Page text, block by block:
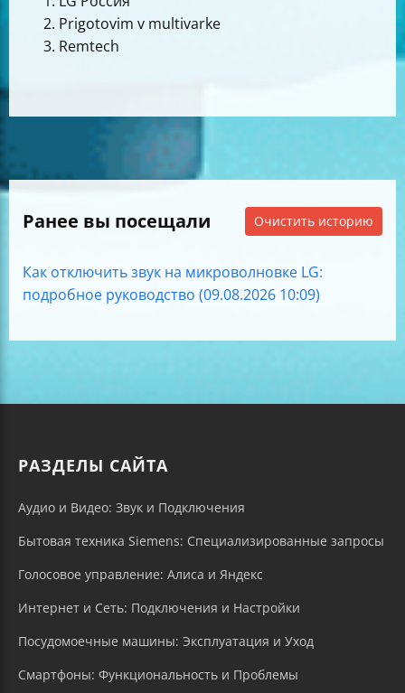
Prigotovim v multivarke
Remtech
Ранее вы посещали Очистить историю
Как отключить звук на микроволновке LG:
подробное руководство (09.08.2026 10:09)
РАЗДЕЛЫ САЙТА
Аудио и Видео: Звук и Подключения
Бытовая техника Siemens: Специализированные запросы
Голосовое управление: Алиса и Яндекс
Интернет и Сеть: Подключения и Настройки
Посудомоечные машины: Эксплуатация и Уход
Смартфоны: Функциональность и Проблемы